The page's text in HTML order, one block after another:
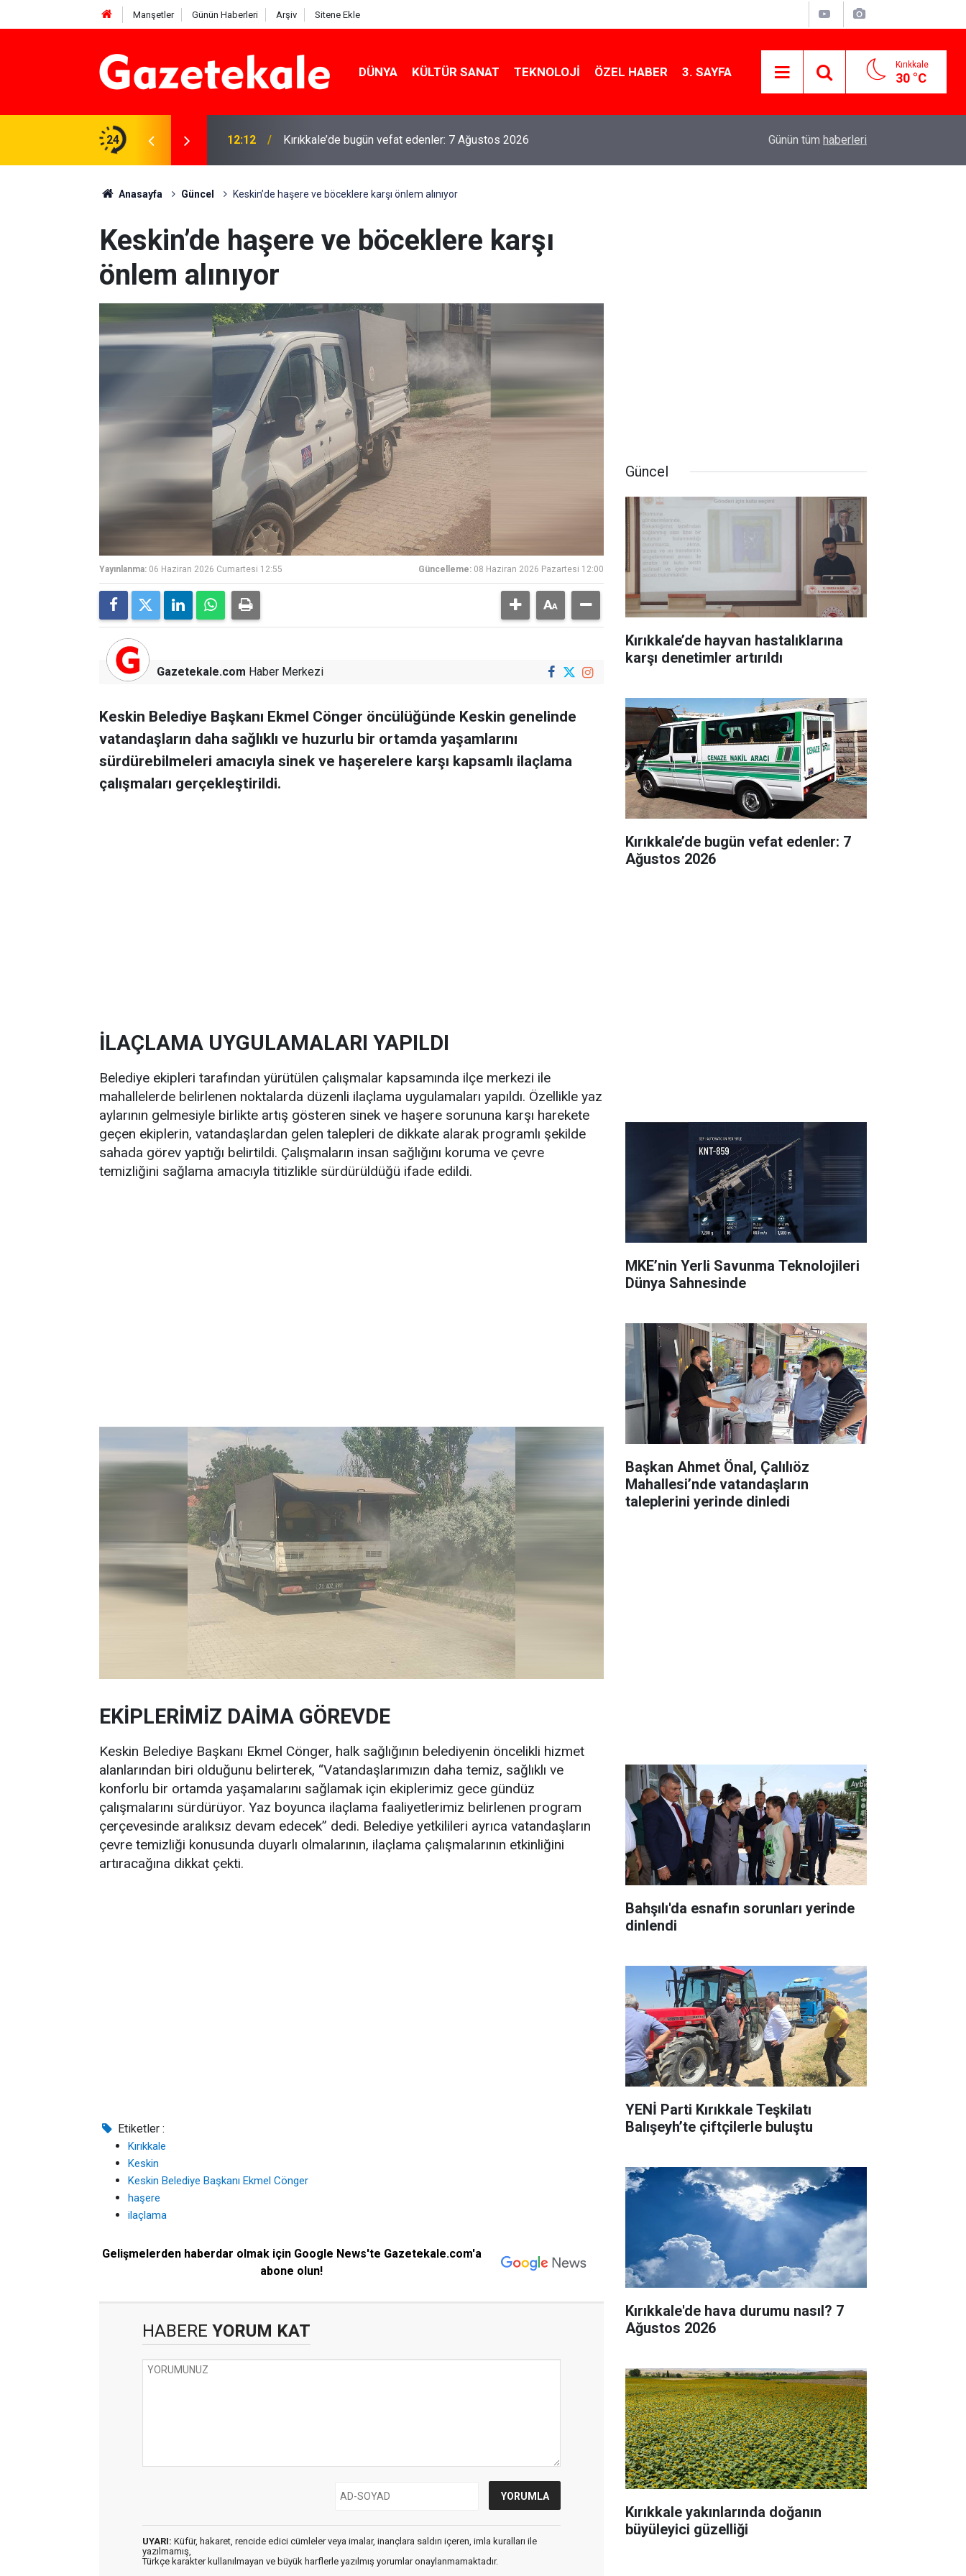
Manşetler Günün Haberleri Arşiv Sitene Ekle
DÜNYA KÜLTÜR SANAT TEKNOLOJI ÖZEL HABER 3. SAYFA Kırıkkale
30 °C
24
karşı denetimler artırıldı 12:12 Kırıkkale’de bugün vefat edenler: 7 Ağustos 2026 MKE’nin Yerli Savunma Teknolojileri Dünya
Günün tüm haberleri
Anasayfa Güncel Keskin’de haşere ve böceklere karşı önlem alınıyor
Keskin’de haşere ve böceklere karşı
önlem alınıyor
Yayınlanma: 06 Haziran 2026 Cumartesi 12:55 Güncelleme: 08 Haziran 2026 Pazartesi 12:00
Gazetekale.com Haber Merkezi
Keskin Belediye Başkanı Ekmel Cönger öncülüğünde Keskin genelinde
vatandaşların daha sağlıklı ve huzurlu bir ortamda yaşamlarını
sürdürebilmeleri amacıyla sinek ve haşerelere karşı kapsamlı ilaçlama
çalışmaları gerçekleştirildi.
İLAÇLAMA UYGULAMALARI YAPILDI
Belediye ekipleri tarafından yürütülen çalışmalar kapsamında ilçe merkezi ile
mahallelerde belirlenen noktalarda düzenli ilaçlama uygulamaları yapıldı. Özellikle yaz
aylarının gelmesiyle birlikte artış gösteren sinek ve haşere sorununa karşı harekete
geçen ekiplerin, vatandaşlardan gelen talepleri de dikkate alarak programlı şekilde
sahada görev yaptığı belirtildi. Çalışmaların insan sağlığını koruma ve çevre
temizliğini sağlama amacıyla titizlikle sürdürüldüğü ifade edildi.
EKİPLERİMİZ DAİMA GÖREVDE
Keskin Belediye Başkanı Ekmel Cönger, halk sağlığının belediyenin öncelikli hizmet
alanlarından biri olduğunu belirterek, “Vatandaşlarımızın daha temiz, sağlıklı ve
konforlu bir ortamda yaşamalarını sağlamak için ekiplerimiz gece gündüz
çalışmalarını sürdürüyor. Yaz boyunca ilaçlama faaliyetlerimiz belirlenen program
çerçevesinde aralıksız devam edecek” dedi. Belediye yetkilileri ayrıca vatandaşların
çevre temizliği konusunda duyarlı olmalarının, ilaçlama çalışmalarının etkinliğini
artıracağına dikkat çekti.
Etiketler :
Kırıkkale
Keskin
Keskin Belediye Başkanı Ekmel Cönger
haşere
ilaçlama
Gelişmelerden haberdar olmak için Google News'te Gazetekale.com'a
abone olun!
HABERE YORUM KAT
UYARI: Küfür, hakaret, rencide edici cümleler veya imalar, inançlara saldırı içeren, imla kuralları ile
yazılmamış,
Türkçe karakter kullanılmayan ve büyük harflerle yazılmış yorumlar onaylanmamaktadır.
Güncel
Kırıkkale’de hayvan hastalıklarına
karşı denetimler artırıldı
Kırıkkale’de bugün vefat edenler: 7
Ağustos 2026
MKE’nin Yerli Savunma Teknolojileri
Dünya Sahnesinde
Başkan Ahmet Önal, Çalılıöz
Mahallesi’nde vatandaşların
taleplerini yerinde dinledi
Bahşılı'da esnafın sorunları yerinde
dinlendi
YENİ Parti Kırıkkale Teşkilatı
Balışeyh’te çiftçilerle buluştu
Kırıkkale'de hava durumu nasıl? 7
Ağustos 2026
Kırıkkale yakınlarında doğanın
büyüleyici güzelliği